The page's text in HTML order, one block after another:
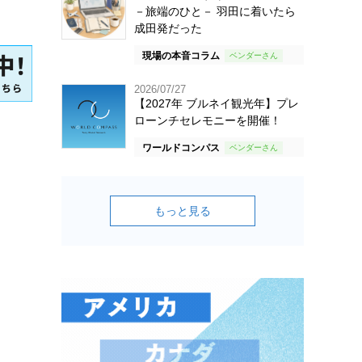
－旅端のひと－ 羽田に着いたら
成田発だった
現場の本音コラム
2026/07/27
【2027年 ブルネイ観光年】プレ
ローンチセレモニーを開催！
ワールドコンパス
もっと見る